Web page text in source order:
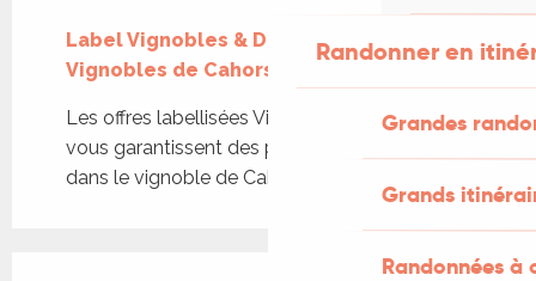
Randonner en
Grandes
Grands
Randonnées
Label Vignobles & Découvertes :
Vignobles de Cahors en vallée du Lot
Les offres labellisées Vignobles et Découvertes
vous garantissent des prestations de qualité
dans le vignoble de Cahors.